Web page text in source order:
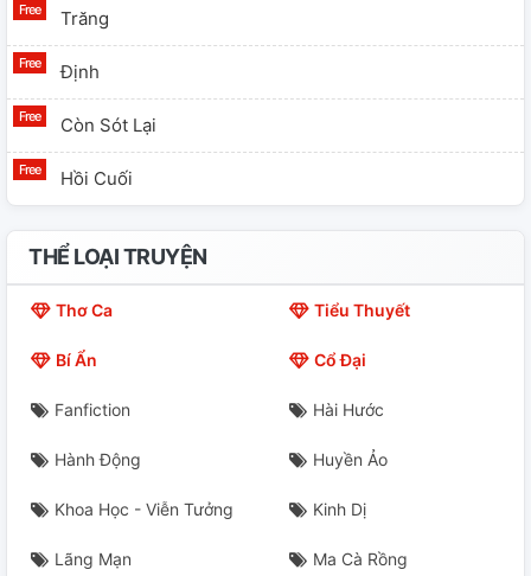
Trăng
Định
Còn Sót Lại
Hồi Cuối
THỂ LOẠI TRUYỆN
Thơ Ca Tiểu Thuyết
Bí Ẩn Cổ Đại
Fanfiction Hài Hước
Hành Động Huyền Ảo
Khoa Học - Viễn Tưởng Kinh Dị
Lãng Mạn Ma Cà Rồng